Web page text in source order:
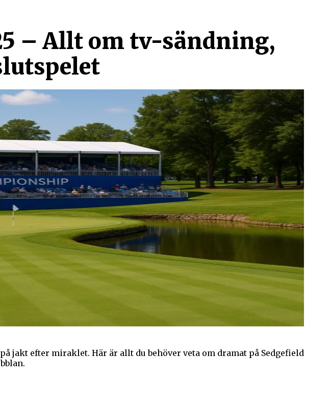
– Allt om tv-sändning,
jakt efter miraklet. Här är allt du behöver veta om dramat på Sedgefield